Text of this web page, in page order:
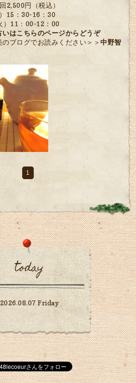
2,500円（税込）
15：30-16：30
）11：00-12：00
はこちらのページからどうぞ
ブログでお読みください＞＞中野智
1
today
2026.08.07 Friday